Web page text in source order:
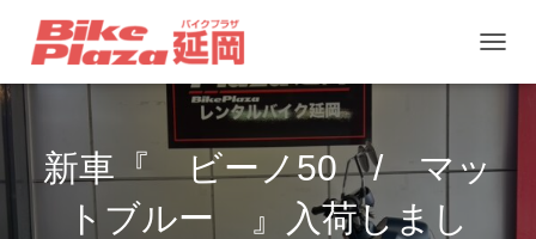
新車『 ビーノ50 / マッ
トブルー 』入荷しまし